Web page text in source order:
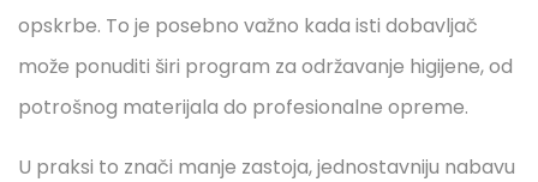
opskrbe. To je posebno važno kada isti dobavljač
može ponuditi širi program za održavanje higijene, od
potrošnog materijala do profesionalne opreme.
U praksi to znači manje zastoja, jednostavniju nabavu